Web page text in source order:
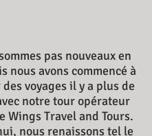
pas nouveaux en
nous avons commencé à
voyages il y a plus de
notre tour opérateur
Wings Travel and Tours.
nous renaissons tel le